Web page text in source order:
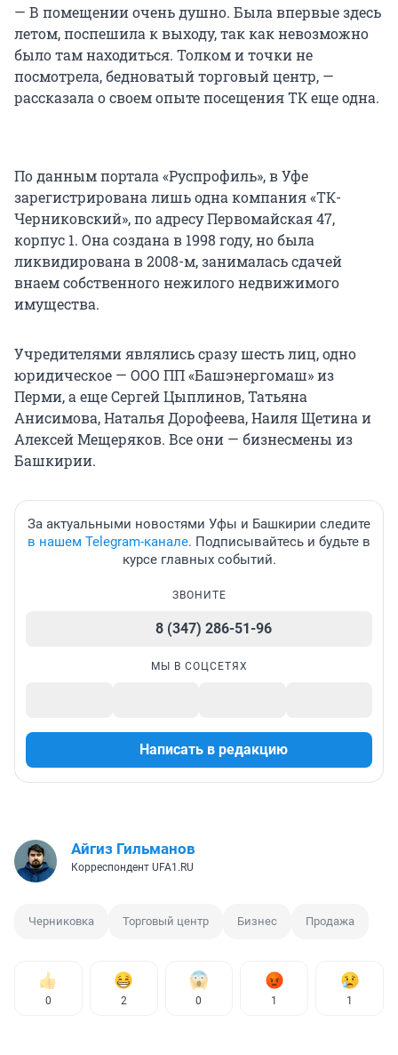
— В помещении очень душно. Была впервые здесь
летом, поспешила к выходу, так как невозможно
было там находиться. Толком и точки не
посмотрела, бедноватый торговый центр, —
рассказала о своем опыте посещения ТК еще одна.
По данным портала «Руспрофиль», в Уфе
зарегистрирована лишь одна компания «ТК-
Черниковский», по адресу Первомайская 47,
корпус 1. Она создана в 1998 году, но была
ликвидирована в 2008-м, занималась сдачей
внаем собственного нежилого недвижимого
имущества.
Учредителями являлись сразу шесть лиц, одно
юридическое — ООО ПП «Башэнергомаш» из
Перми, а еще Сергей Цыплинов, Татьяна
Анисимова, Наталья Дорофеева, Наиля Щетина и
Алексей Мещеряков. Все они — бизнесмены из
Башкирии.
За актуальными новостями Уфы и Башкирии следите
в нашем Telegram-канале. Подписывайтесь и будьте в
курсе главных событий.
ЗВОНИТЕ
8 (347) 286-51-96
МЫ В СОЦСЕТЯХ
Написать в редакцию
Айгиз Гильманов
Корреспондент UFA1.RU
Черниковка Торговый центр Бизнес Продажа
0 2 0 1 1